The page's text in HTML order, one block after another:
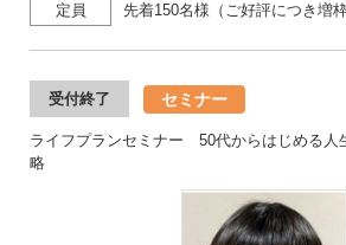
定員 先着150名様（ご好評につき増
受付終了 セミナー
ライフプランセミナー 50代からはじめる人
略